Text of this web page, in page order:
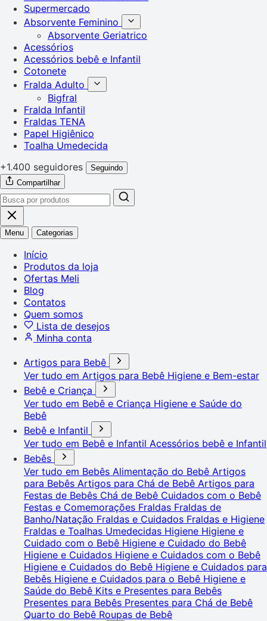
Supermercado
Absorvente Feminino
Absorvente Geriatrico
Acessórios
Acessórios bebê e Infantil
Cotonete
Fralda Adulto
Bigfral
Fralda Infantil
Fraldas TENA
Papel Higiênico
Toalha Umedecida
+1.400 seguidores
Seguindo
Compartilhar
Menu Categorias
Início
Produtos da loja
Ofertas Meli
Blog
Contatos
Quem somos
Lista de desejos
Minha conta
Artigos para Bebê
Ver tudo em Artigos para Bebê Higiene e Bem-estar
Bebê e Criança
Ver tudo em Bebê e Criança Higiene e Saúde do
Bebê
Bebê e Infantil
Ver tudo em Bebê e Infantil Acessórios bebê e Infantil
Bebês
Ver tudo em Bebês Alimentação do Bebê Artigos
para Bebês Artigos para Chá de Bebê Artigos para
Festas de Bebês Chá de Bebê Cuidados com o Bebê
Festas e Comemorações Fraldas Fraldas de
Banho/Natação Fraldas e Cuidados Fraldas e Higiene
Fraldas e Toalhas Umedecidas Higiene Higiene e
Cuidado com o Bebê Higiene e Cuidado do Bebê
Higiene e Cuidados Higiene e Cuidados com o Bebê
Higiene e Cuidados do Bebê Higiene e Cuidados para
Bebês Higiene e Cuidados para o Bebê Higiene e
Saúde do Bebê Kits e Presentes para Bebês
Presentes para Bebês Presentes para Chá de Bebê
Quarto do Bebê Roupas de Bebê